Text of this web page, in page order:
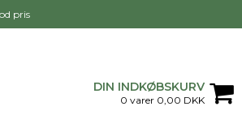
pris
DIN INDKØBSKURV
0 varer 0,00 DKK